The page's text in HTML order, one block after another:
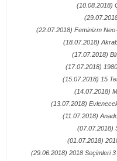
(10.08.2018)
(22.07.2018) Feminizm
(18.07.2018)
(17.07.2018)
(17.07.2018)
(15.07.2018) 15
(14.07.2018)
(13.07.2018)
(11.07.2018)
(07.07.2018)
(01.07.2018)
(29.06.2018) 2018 Seçimleri